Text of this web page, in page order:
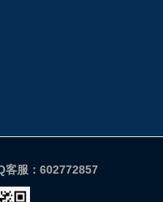
客服：602772857